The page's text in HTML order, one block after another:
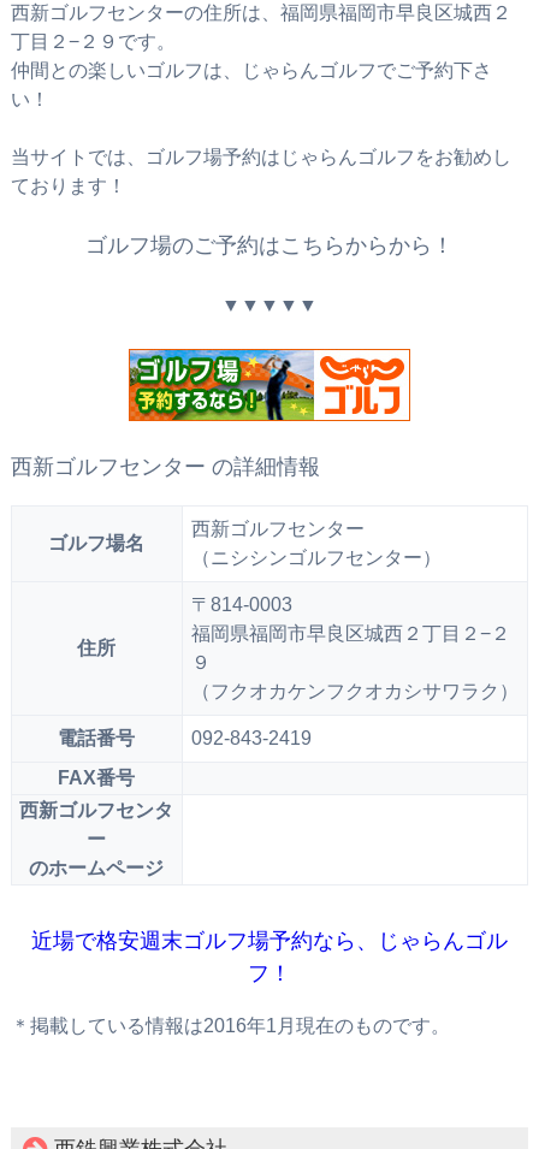
西新ゴルフセンターの住所は、福岡県福岡市早良区城西２
丁目２−２９です。
仲間との楽しいゴルフは、じゃらんゴルフでご予約下さ
い！
当サイトでは、ゴルフ場予約はじゃらんゴルフをお勧めし
ております！
ゴルフ場のご予約はこちらからから！
▼▼▼▼▼
西新ゴルフセンター の詳細情報
ゴルフ場名
西新ゴルフセンター
（ニシシンゴルフセンター）
住所
〒814-0003
福岡県福岡市早良区城西２丁目２−２
９
（フクオカケンフクオカシサワラク）
電話番号
092-843-2419
FAX番号
西新ゴルフセンタ
ー
のホームページ
近場で格安週末ゴルフ場予約なら、じゃらんゴル
フ！
＊掲載している情報は2016年1月現在のものです。